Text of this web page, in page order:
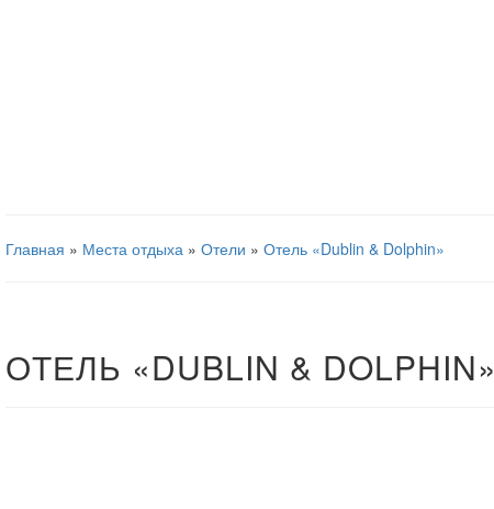
Главная » Места отдыха » Отели » Отель «Dublin & Dolphin»
ОТЕЛЬ «DUBLIN & DOLPHIN»